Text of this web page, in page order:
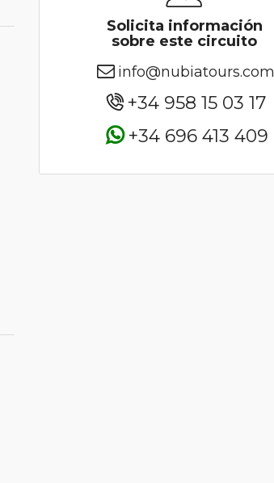
Solicita información
sobre este circuito
info@nubiatours.com
+34 958 15 03 17
+34 696 413 409